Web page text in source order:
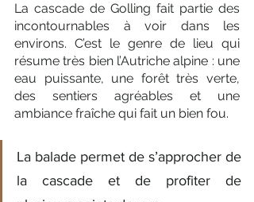
La cascade de Golling fait partie des
incontournables à voir dans les
environs. C’est le genre de lieu qui
résume très bien l’Autriche alpine : une
eau puissante, une forêt très verte,
des sentiers agréables et une
ambiance fraîche qui fait un bien fou.
La balade permet de s’approcher de
la cascade et de profiter de